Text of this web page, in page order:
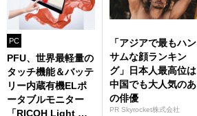
PC
PFU、世界最軽量の
タッチ機能＆バッテ
リー内蔵有機ELポ
ータブルモニター
「RICOH Light Mo
「アジアで最もハン
サムな顔ランキン
グ」日本人最高位は
中国でも大人気のあ
の俳優
PR Skyrocket株式会社